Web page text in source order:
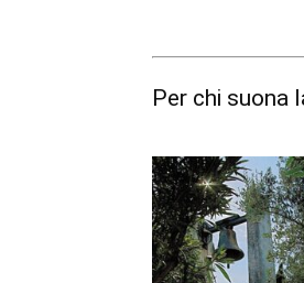
Per chi suona